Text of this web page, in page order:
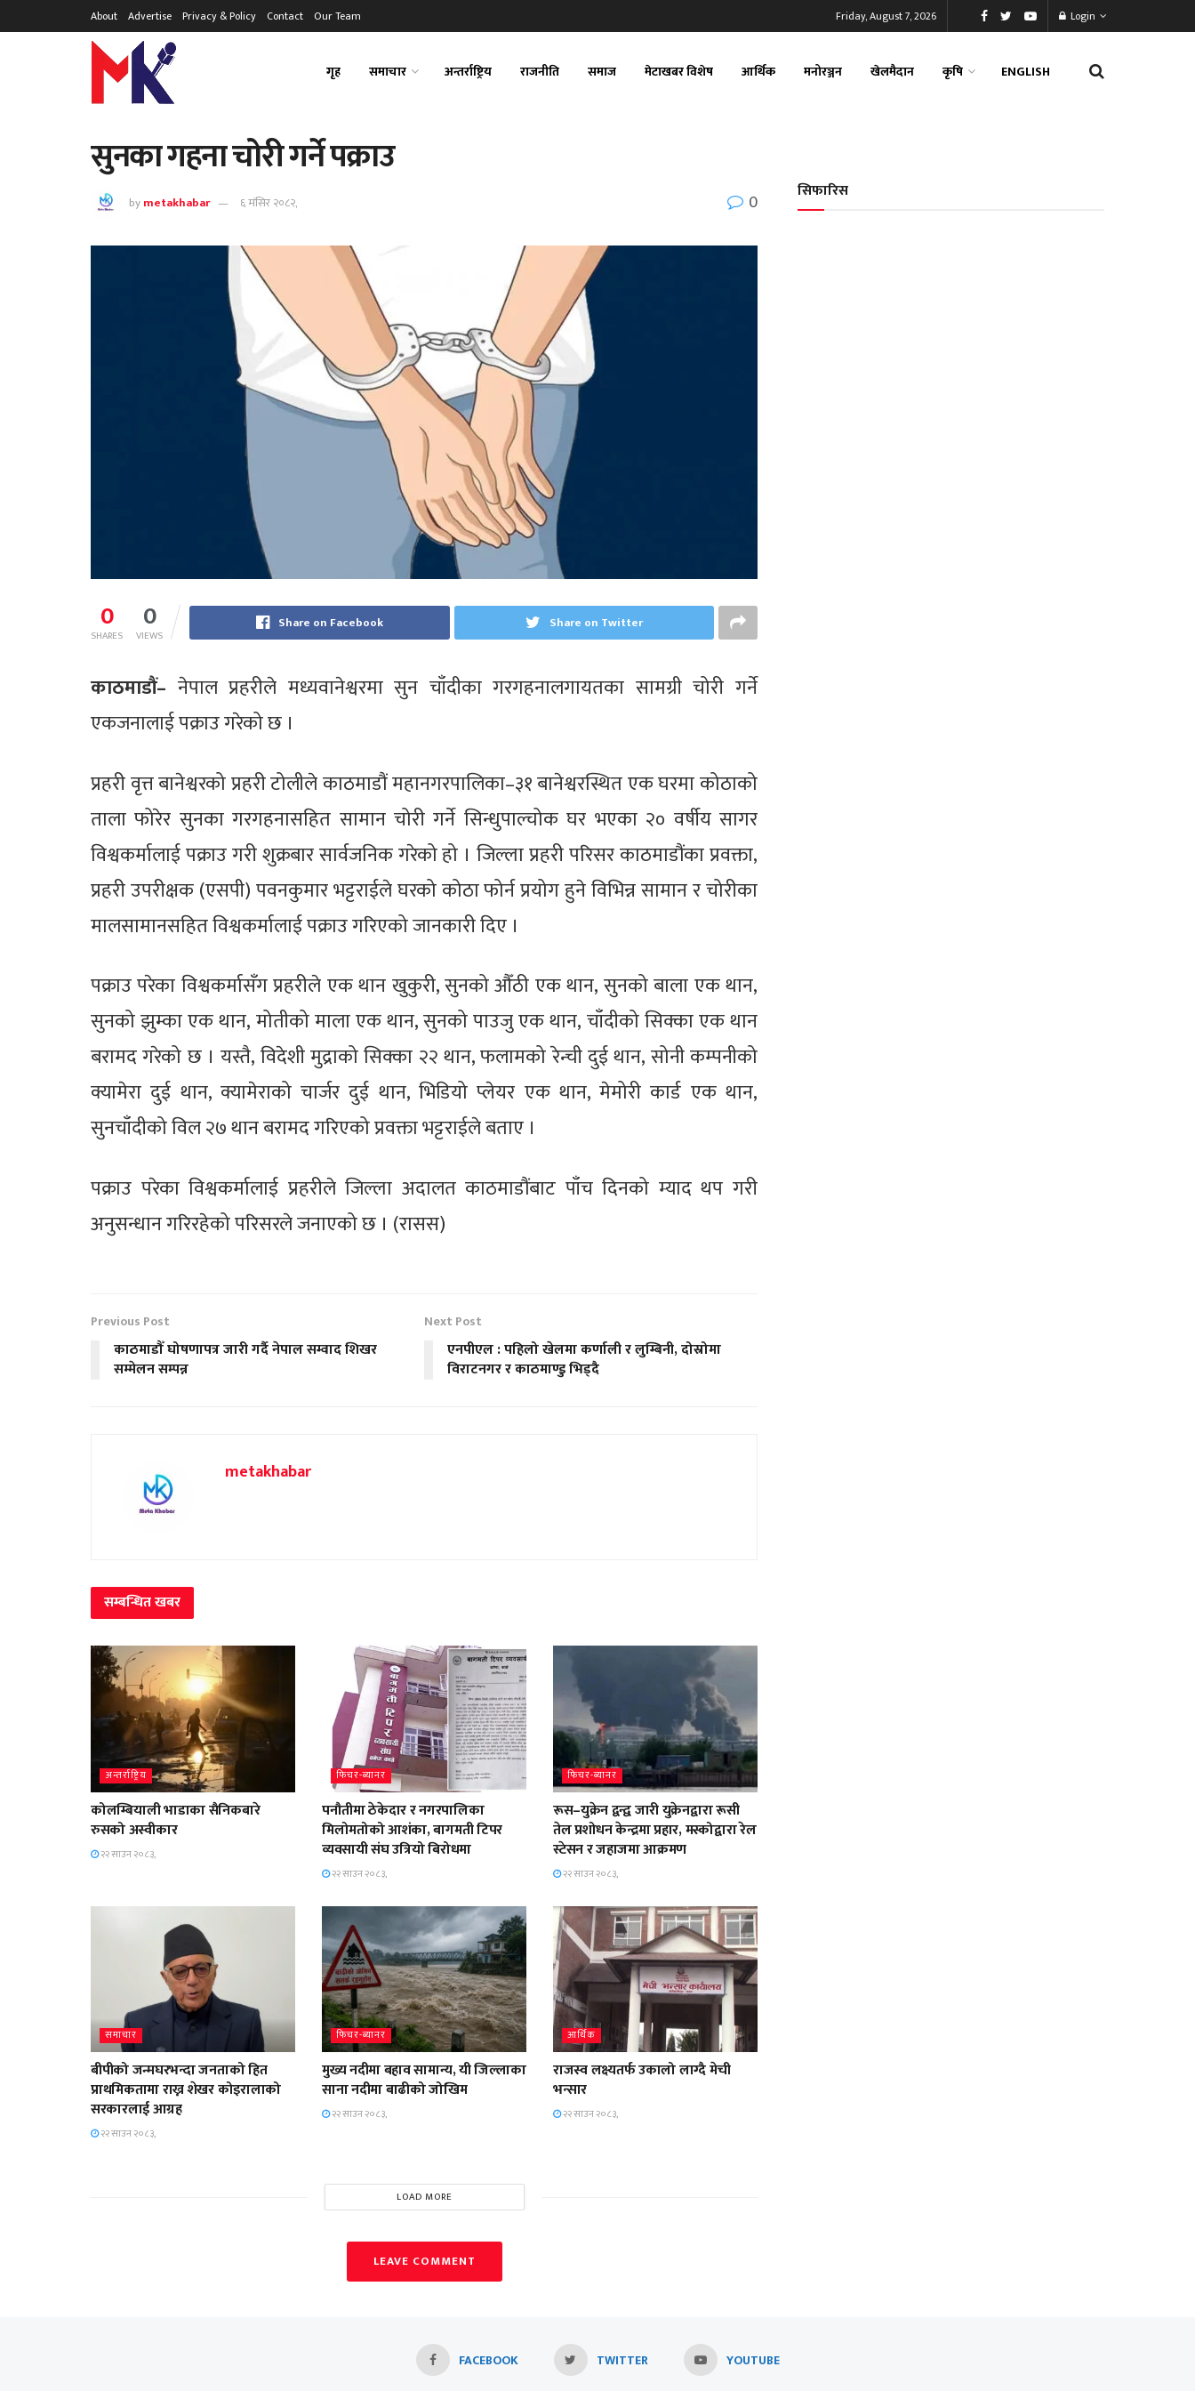
About Advertise Privacy & Policy Contact Our Team Friday, August 7, 2026 Login
गृह समाचार अन्तर्राष्ट्रिय राजनीति समाज मेटाखबर विशेष आर्थिक मनोरञ्जन खेलमैदान कृषि ENGLISH
सुनका गहना चोरी गर्ने पक्राउ
bymetakhabar ६ मंसिर २०८२, 0
0
SHARES 0
VIEWS
Share on Facebook Share on Twitter
काठमाडौं– नेपाल प्रहरीले मध्यवानेश्वरमा सुन चाँदीका गरगहनालगायतका सामग्री चोरी गर्ने
एकजनालाई पक्राउ गरेको छ ।
प्रहरी वृत्त बानेश्वरको प्रहरी टोलीले काठमाडौं महानगरपालिका–३१ बानेश्वरस्थित एक घरमा कोठाको
ताला फोरेर सुनका गरगहनासहित सामान चोरी गर्ने सिन्धुपाल्चोक घर भएका २० वर्षीय सागर
विश्वकर्मालाई पक्राउ गरी शुक्रबार सार्वजनिक गरेको हो । जिल्ला प्रहरी परिसर काठमाडौंका प्रवक्ता,
प्रहरी उपरीक्षक (एसपी) पवनकुमार भट्टराईले घरको कोठा फोर्न प्रयोग हुने विभिन्न सामान र चोरीका
मालसामानसहित विश्वकर्मालाई पक्राउ गरिएको जानकारी दिए ।
पक्राउ परेका विश्वकर्मासँग प्रहरीले एक थान खुकुरी, सुनको औँठी एक थान, सुनको बाला एक थान,
सुनको झुम्का एक थान, मोतीको माला एक थान, सुनको पाउजु एक थान, चाँदीको सिक्का एक थान
बरामद गरेको छ । यस्तै, विदेशी मुद्राको सिक्का २२ थान, फलामको रेन्ची दुई थान, सोनी कम्पनीको
क्यामेरा दुई थान, क्यामेराको चार्जर दुई थान, भिडियो प्लेयर एक थान, मेमोरी कार्ड एक थान,
सुनचाँदीको विल २७ थान बरामद गरिएको प्रवक्ता भट्टराईले बताए ।
पक्राउ परेका विश्वकर्मालाई प्रहरीले जिल्ला अदालत काठमाडौंबाट पाँच दिनको म्याद थप गरी
अनुसन्धान गरिरहेको परिसरले जनाएको छ । (रासस)
Previous Post
काठमाडौँ घोषणापत्र जारी गर्दै नेपाल सम्वाद शिखर
सम्मेलन सम्पन्न
Next Post
एनपीएल : पहिलो खेलमा कर्णाली र लुम्बिनी, दोस्रोमा
विराटनगर र काठमाण्डु भिड्दै
metakhabar
सम्बन्धितखबर
अन्तर्राष्ट्रिय
कोलम्बियाली भाडाका सैनिकबारे
रुसको अस्वीकार
२२ साउन २०८३,
फिचर-ब्यानर
पनौतीमा ठेकेदार र नगरपालिका
मिलोमतोको आशंका, बागमती टिपर
व्यवसायी संघ उत्रियो बिरोधमा
२२ साउन २०८३,
फिचर-ब्यानर
रूस–युक्रेन द्वन्द्व जारी युक्रेनद्वारा रूसी
तेल प्रशोधन केन्द्रमा प्रहार, मस्कोद्वारा रेल
स्टेसन र जहाजमा आक्रमण
२२ साउन २०८३,
समाचार
बीपीको जन्मघरभन्दा जनताको हित
प्राथमिकतामा राख्न शेखर कोइरालाको
सरकारलाई आग्रह
२२ साउन २०८३,
फिचर-ब्यानर
मुख्य नदीमा बहाव सामान्य, यी जिल्लाका
साना नदीमा बाढीको जोखिम
२२ साउन २०८३,
आर्थिक
राजस्व लक्ष्यतर्फ उकालो लाग्दै मेची
भन्सार
२२ साउन २०८३,
LOAD MORE
LEAVE COMMENT
सिफारिस
FACEBOOK TWITTER YOUTUBE